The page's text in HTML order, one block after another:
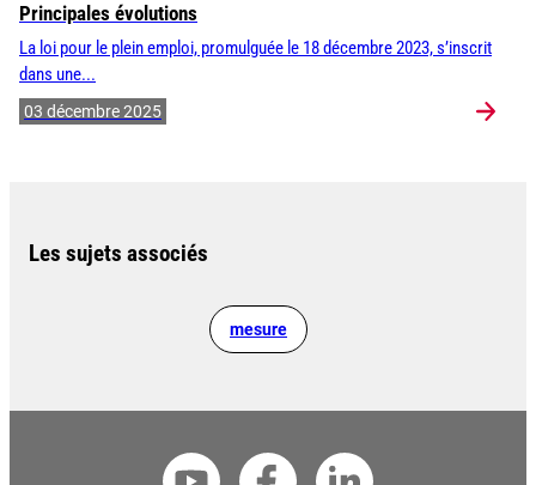
Principales évolutions
La loi pour le plein emploi, promulguée le 18 décembre 2023, s’inscrit
dans une...
03 décembre 2025
Les sujets associés
mesure